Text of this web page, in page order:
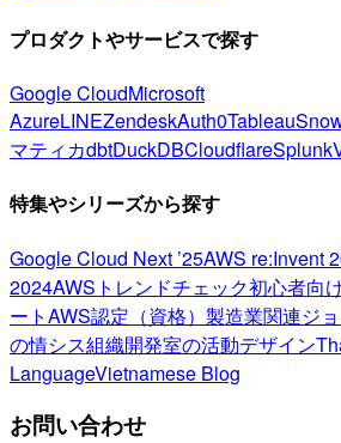
プロダクトやサービスで探す
Google CloudMicrosoft
AzureLINEZendeskAuth0Tableau
マティカdbtDuckDBCloudflareSplunk
特集やシリーズから探す
Google Cloud Next ’25AWS re:Invent
2024AWSトレンドチェック初心者向
ートAWS認定（資格） 製造業関連ジ
の情シス組織開発室の活動デザイン
LanguageVietnamese Blog
お問い合わせ